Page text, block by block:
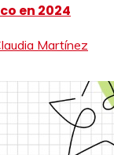
en 2024
Martínez